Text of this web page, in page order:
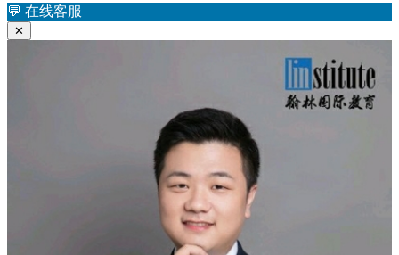
航 章：
💬 在线客服
✕